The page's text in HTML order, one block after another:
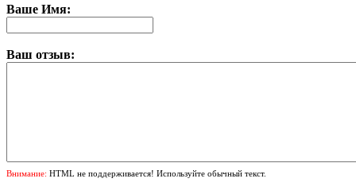
Ваше Имя:
Ваш отзыв:
Внимание: HTML не поддерживается! Используйте обычный текст.